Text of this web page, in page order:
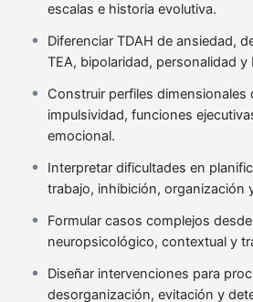
escalas e historia evolutiva.
Diferenciar TDAH de ansiedad,
TEA, bipolaridad, personalidad y
Construir perfiles dimensionales
impulsividad, funciones
emocional.
Interpretar dificultades en
trabajo, inhibición, organización
Formular casos complejos
neuropsicológico, contextual y
Diseñar intervenciones para
desorganización, evitación y